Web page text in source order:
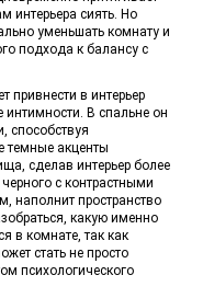
интерьера сиять. Но
уменьшать комнату и
подхода к балансу с
привнести в интерьер
В спальне он
способствуя
темные акценты
сделав интерьер более
с контрастными
наполнит пространство
какую именно
в комнате, так как
стать не просто
психологического